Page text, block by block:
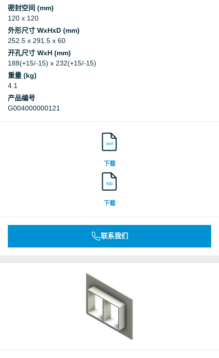
密封空间 (mm)
120 x 120
外形尺寸 WxHxD (mm)
252.5 x 291.5 x 60
开孔尺寸 WxH (mm)
188(+15/-15) x 232(+15/-15)
重量 (kg)
4.1
产品编号
G004000000121
dxf
下载
stp
下载
联系我们